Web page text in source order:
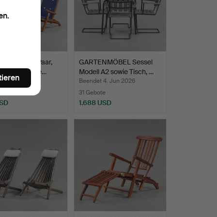
ein Paar,
Art Garden, ze…
15. Jun 2026
GARTENMÖBEL Sessel
Modell A2 sowie Tisch, …
Beendet 4. Jun 2026
31 Gebote
1.688 USD